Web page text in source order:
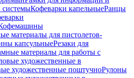
системыКофеварки капельныеРанцы
материалы для пистолетов-
капсульныеРезаки для
материалы для работы с
художественные в
художественные поштучноРулоны